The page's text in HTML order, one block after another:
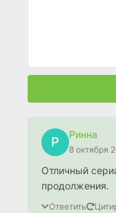
Р
Ринна
8 октября
Отличный
продолжения.
Ответить